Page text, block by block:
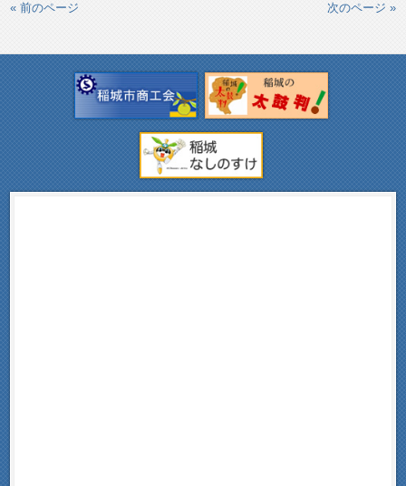
« 前のページ 次のページ »